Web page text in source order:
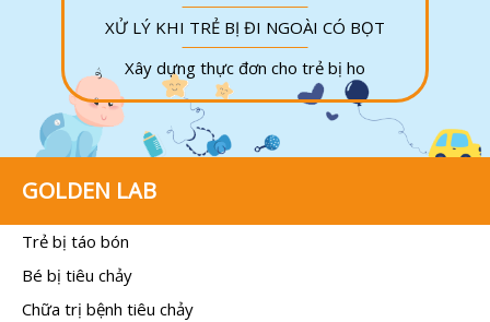
XỬ LÝ KHI TRẺ BỊ ĐI NGOÀI CÓ BỌT
Xây dựng thực đơn cho trẻ bị ho
GOLDEN LAB
Trẻ bị táo bón
Bé bị tiêu chảy
Chữa trị bệnh tiêu chảy